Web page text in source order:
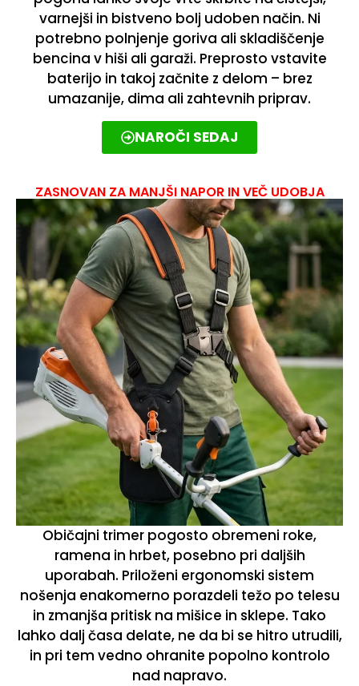
varnejši in bistveno bolj udoben način. Ni
potrebno polnjenje goriva ali skladiščenje
bencina v hiši ali garaži. Preprosto vstavite
baterijo in takoj začnite z delom – brez
umazanije, dima ali zahtevnih priprav.
NAROČI SEDAJ
ZASNOVAN ZA MANJŠI NAPOR IN VEČ UDOBJA
Običajni trimer pogosto obremeni roke,
ramena in hrbet, posebno pri daljših
uporabah. Priloženi ergonomski sistem
nošenja enakomerno porazdeli težo po telesu
in zmanjša pritisk na mišice in sklepe. Tako
lahko dalj časa delate, ne da bi se hitro utrudili,
in pri tem vedno ohranite popolno kontrolo
nad napravo.